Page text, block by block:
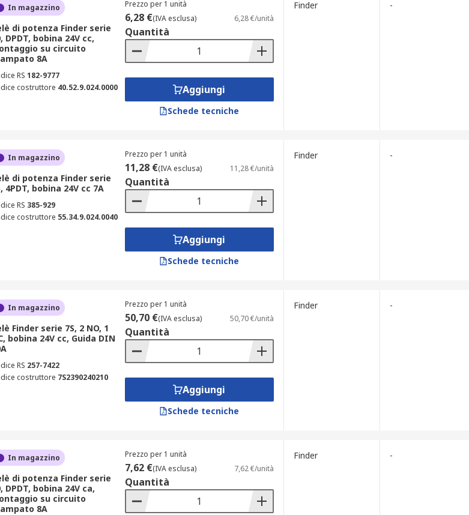
In magazzino
di potenza Finder serie
DPDT, bobina 24V cc,
su circuito
8A
RS 182-9777
costruttore 40.52.9.024.0000
Prezzo per 1 unità
6,28 €(IVA esclusa) 6,28 €/unità
Quantità
Aggiungi
Schede tecniche
Finder -
In magazzino
di potenza Finder serie
4PDT, bobina 24V cc 7A
RS 385-929
costruttore 55.34.9.024.0040
Prezzo per 1 unità
11,28 €(IVA esclusa) 11,28 €/unità
Quantità
Aggiungi
Schede tecniche
Finder -
In magazzino
Finder serie 7S, 2 NO, 1
bobina 24V cc, Guida DIN
RS 257-7422
costruttore 7S2390240210
Prezzo per 1 unità
50,70 €(IVA esclusa) 50,70 €/unità
Quantità
Aggiungi
Schede tecniche
Finder -
In magazzino
di potenza Finder serie
DPDT, bobina 24V ca,
su circuito
8A
Prezzo per 1 unità
7,62 €(IVA esclusa) 7,62 €/unità
Quantità
Finder -